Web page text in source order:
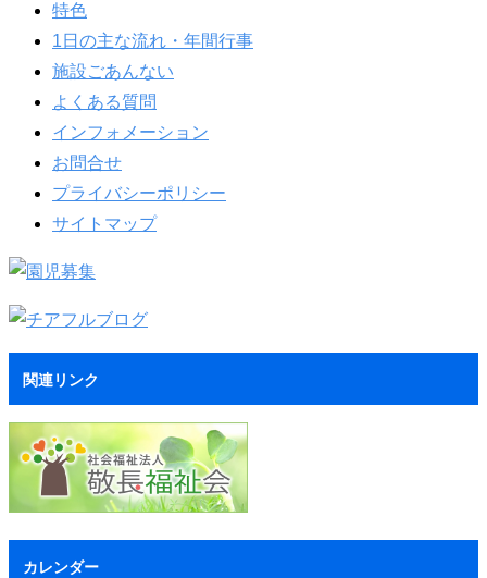
特色
1日の主な流れ・年間行事
施設ごあんない
よくある質問
インフォメーション
お問合せ
プライバシーポリシー
サイトマップ
関連リンク
カレンダー